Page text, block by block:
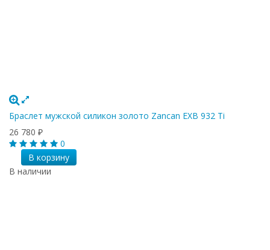
Браслет мужской силикон золото Zancan EXB 932 Ti
26 780 ₽
0
В корзину
В наличии